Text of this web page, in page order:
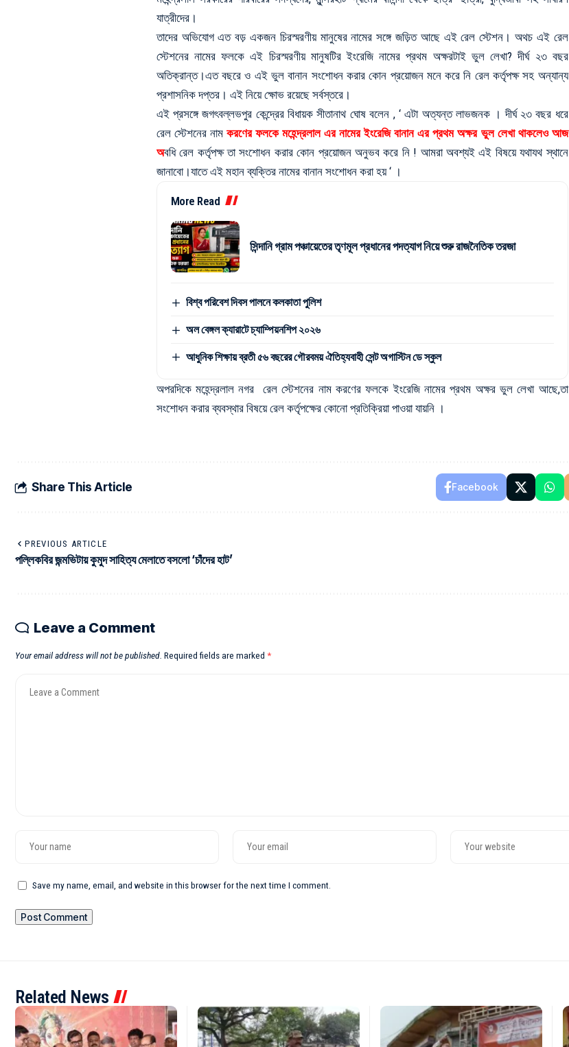
যাত্রীদের।
তাদের অভিযোগ এত বড় একজন চিরস্মরণীয় মানুষের নামের সঙ্গে জড়িত আছে এই রেল স্টেশন। অথচ এই রেল
স্টেশনের নামের ফলকে এই চিরস্মরণীয় মানুষটির ইংরেজি নামের প্রথম অক্ষরটাই ভুল লেখা? দীর্ঘ ২৩ বছর
অতিক্রান্ত।এত বছরে ও এই ভুল বানান সংশোধন করার কোন প্রয়োজন মনে করে নি রেল কর্তৃপক্ষ সহ অন্যান্য
প্রশাসনিক দপ্তর। এই নিয়ে ক্ষোভ রয়েছে সর্বস্তরে।
এই প্রসঙ্গে জগৎবল্লভপুর কেন্দ্রের বিধায়ক সীতানাথ ঘোষ বলেন , ‘ এটা অত্যন্ত লাভজনক । দীর্ঘ ২৩ বছর ধরে
রেল স্টেশনের নাম করণের ফলকে মহেন্দ্রলাল এর নামের ইংরেজি বানান এর প্রথম অক্ষর ভুল লেখা থাকলেও আজ
অবধি রেল কর্তৃপক্ষ তা সংশোধন করার কোন প্রয়োজন অনুভব করে নি ! আমরা অবশ্যই এই বিষয়ে যথাযথ স্থানে
জানাবো।যাতে এই মহান ব্যক্তির নামের বানান সংশোধন করা হয় ‘ ।
More Read
সিন্দানি গ্রাম পঞ্চায়েতের তৃণমূল প্রধানের পদত্যাগ নিয়ে শুরু রাজনৈতিক তরজা
বিশ্ব পরিবেশ দিবস পালনে কলকাতা পুলিশ
অল বেঙ্গল ক্যারাটে চ্যাম্পিয়নশিপ ২০২৬
আধুনিক শিক্ষায় ব্রতী ৫৬ বছরের গৌরবময় ঐতিহ্যবাহী সেন্ট অগাস্টিন ডে স্কুল
অপরদিকে মহেন্দ্রলাল নগর রেল স্টেশনের নাম করণের ফলকে ইংরেজি নামের প্রথম অক্ষর ভুল লেখা আছে,তা
সংশোধন করার ব্যবস্থার বিষয়ে রেল কর্তৃপক্ষের কোনো প্রতিক্রিয়া পাওয়া যায়নি ।
Share This Article Facebook
PREVIOUS ARTICLE
পল্লিকবির জন্মভিটায় কুমুদ সাহিত্য মেলাতে বসলো ‘চাঁদের হাট’
Leave a Comment
Your email address will not be published. Required fields are marked *
Save my name, email, and website in this browser for the next time I comment.
Related News